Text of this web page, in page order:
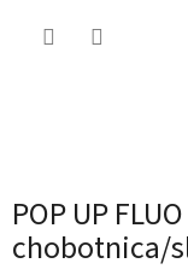
POP UP
chobotnica/